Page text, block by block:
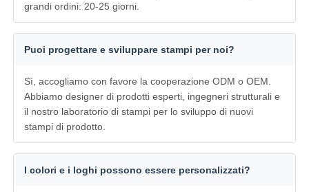
grandi ordini: 20-25 giorni.
Puoi progettare e sviluppare stampi per noi?
Sì, accogliamo con favore la cooperazione ODM o OEM.
Abbiamo designer di prodotti esperti, ingegneri strutturali e
il nostro laboratorio di stampi per lo sviluppo di nuovi
stampi di prodotto.
I colori e i loghi possono essere personalizzati?